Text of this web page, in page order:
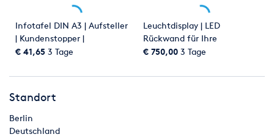
Infotafel DIN A3 | Aufsteller
| Kundenstopper |
Wegeleitstele für
€ 41,65 3 Tage
Leuchtdisplay | LED
Rückwand für Ihre
Veranstaltung
€ 750,00 3 Tage
Standort
Berlin
Deutschland